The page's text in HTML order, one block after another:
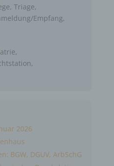
Triage,
Empfang,
2026
BGW, DGUV, ArbSchG